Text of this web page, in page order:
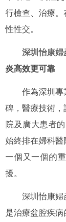
行檢查、治療
性性交。
深圳怡康婦
炎高效更可靠
作為深圳專
碑，醫療技術
院及廣大患者
始終排在婦科
一個又一個的
擾。
深圳怡康婦
是治療盆腔疾